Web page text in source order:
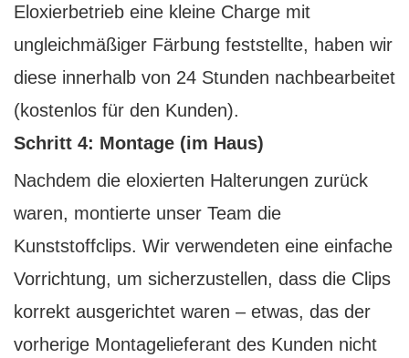
Eloxierbetrieb eine kleine Charge mit
ungleichmäßiger Färbung feststellte, haben wir
diese innerhalb von 24 Stunden nachbearbeitet
(kostenlos für den Kunden).
Schritt 4: Montage (im Haus)
Nachdem die eloxierten Halterungen zurück
waren, montierte unser Team die
Kunststoffclips. Wir verwendeten eine einfache
Vorrichtung, um sicherzustellen, dass die Clips
korrekt ausgerichtet waren – etwas, das der
vorherige Montagelieferant des Kunden nicht